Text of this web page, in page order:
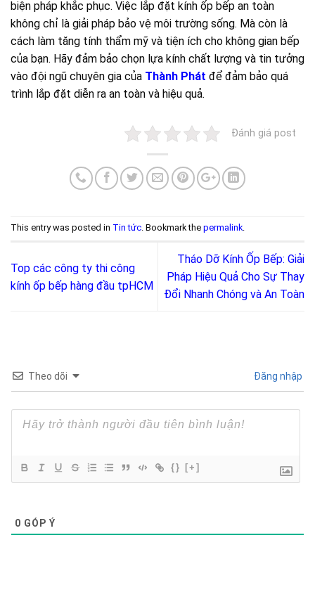
biện pháp khắc phục. Việc lắp đặt kính ốp bếp an toàn
không chỉ là giải pháp bảo vệ môi trường sống. Mà còn là
cách làm tăng tính thẩm mỹ và tiện ích cho không gian bếp
của bạn. Hãy đảm bảo chọn lựa kính chất lượng và tin tưởng
vào đội ngũ chuyên gia của Thành Phát để đảm bảo quá
trình lắp đặt diễn ra an toàn và hiệu quả.
Đánh giá post
This entry was posted in Tin tức. Bookmark the permalink.
Top các công ty thi công
kính ốp bếp hàng đầu tpHCM
Tháo Dỡ Kính Ốp Bếp: Giải
Pháp Hiệu Quả Cho Sự Thay
Đổi Nhanh Chóng và An Toàn
Theo dõi Đăng nhập
{} [+]
0 GÓP Ý